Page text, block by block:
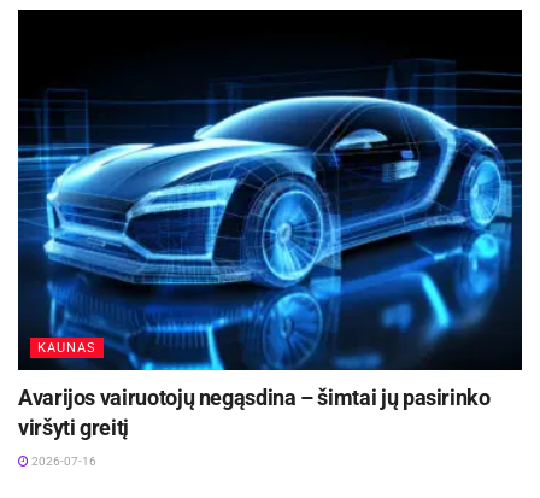
KAUNAS
Avarijos vairuotojų negąsdina – šimtai jų pasirinko
viršyti greitį
2026-07-16